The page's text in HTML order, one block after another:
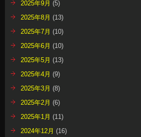
2025年9月 (5)
2025年8月 (13)
2025年7月 (10)
2025年6月 (10)
2025年5月 (13)
2025年4月 (9)
2025年3月 (8)
2025年2月 (6)
2025年1月 (11)
2024年12月 (16)